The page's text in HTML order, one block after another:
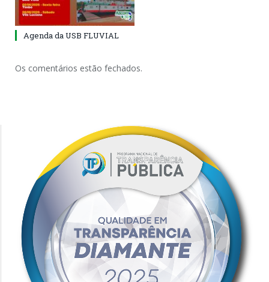
Agenda da USB FLUVIAL
Os comentários estão fechados.